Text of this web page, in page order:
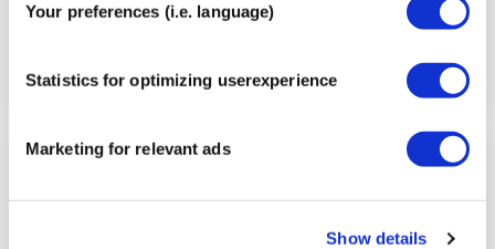
Your preferences (i.e. language)
Statistics for optimizing userexperience
Marketing for relevant ads
Show details
6